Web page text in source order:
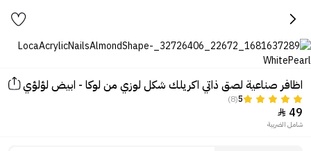
اظافر صناعية لصق ذاتي اكريلك شكل لوزي من لوكا - ابيض لؤلؤي
5
(8)
49

شامل الضريبة